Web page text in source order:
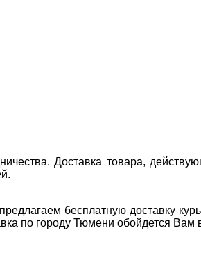
Доставка товара,
бесплатную доставку
по городу Тюмени обойдется Вам